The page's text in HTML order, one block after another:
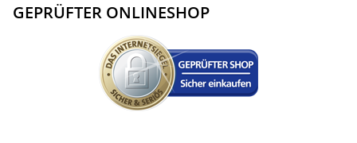
GEPRÜFTER ONLINESHOP